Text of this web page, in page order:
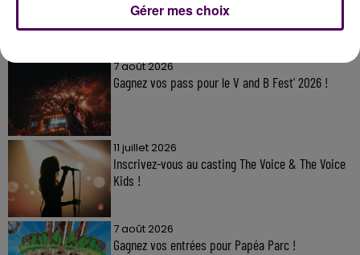
À LA UNE
7 août 2026
Gagnez vos pass pour le V and B Fest' 2026 !
11 juillet 2026
Inscrivez-vous au casting The Voice & The Voice
Kids !
7 août 2026
Gagnez vos entrées pour Papéa Parc !
Gérer mes choix